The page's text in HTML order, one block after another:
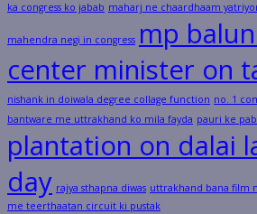
ka congress ko jabab maharj ne chaardhaam
mahendra negi in congress mp
center minister on
nishank in doiwala degree collage function no. 1
bantware me uttrakhand ko mila fayda pauri ke
plantation on dalai
day rajya sthapna diwas uttrakhand bana film
me teerthaatan circuit ki pustak